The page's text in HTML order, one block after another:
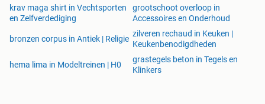
krav maga shirt in Vechtsporten
en Zelfverdediging
grootschoot overloop in
Accessoires en Onderhoud
bronzen corpus in Antiek | Religie
zilveren rechaud in Keuken |
Keukenbenodigdheden
hema lima in Modeltreinen | H0
grastegels beton in Tegels en
Klinkers